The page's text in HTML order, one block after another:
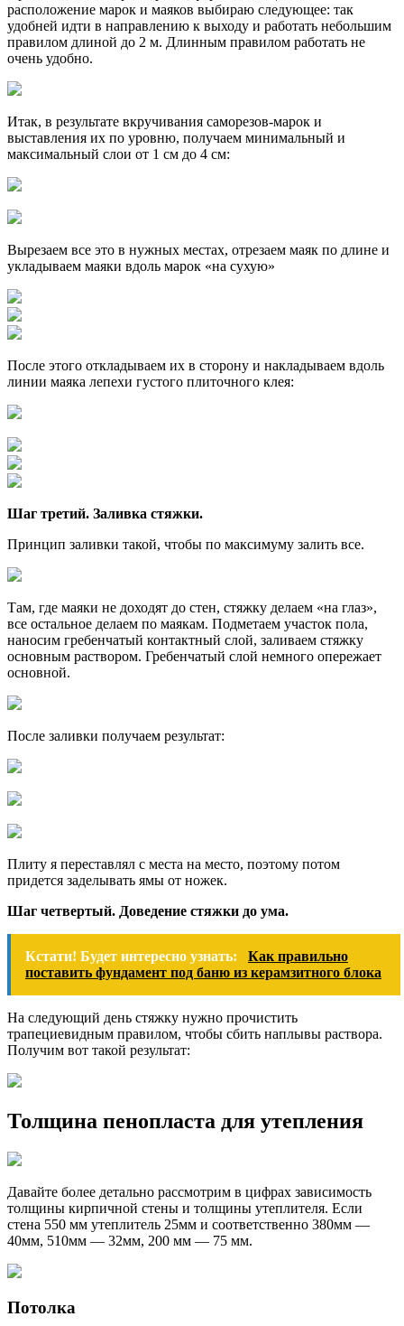
расположение марок и маяков выбираю следующее: так
удобней идти в направлению к выходу и работать небольшим
правилом длиной до 2 м. Длинным правилом работать не
очень удобно.
Итак, в результате вкручивания саморезов-марок и
выставления их по уровню, получаем минимальный и
максимальный слои от 1 см до 4 см:
Вырезаем все это в нужных местах, отрезаем маяк по длине и
укладываем маяки вдоль марок «на сухую»
После этого откладываем их в сторону и накладываем вдоль
линии маяка лепехи густого плиточного клея:
Шаг третий. Заливка стяжки.
Принцип заливки такой, чтобы по максимуму залить все.
Там, где маяки не доходят до стен, стяжку делаем «на глаз»,
все остальное делаем по маякам. Подметаем участок пола,
наносим гребенчатый контактный слой, заливаем стяжку
основным раствором. Гребенчатый слой немного опережает
основной.
После заливки получаем результат:
Плиту я переставлял с места на место, поэтому потом
придется заделывать ямы от ножек.
Шаг четвертый. Доведение стяжки до ума.
Кстати! Будет интересно узнать:
Как правильно
поставить фундамент под баню из керамзитного блока
На следующий день стяжку нужно прочистить
трапециевидным правилом, чтобы сбить наплывы раствора.
Получим вот такой результат:
Толщина пенопласта для утепления
Давайте более детально рассмотрим в цифрах зависимость
толщины кирпичной стены и толщины утеплителя. Если
стена 550 мм утеплитель 25мм и соответственно 380мм —
40мм, 510мм — 32мм, 200 мм — 75 мм.
Потолка